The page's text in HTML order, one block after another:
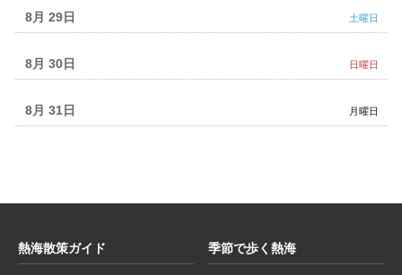
土曜日
8月 29
日曜日
8月 30
月曜日
8月 31
熱海散策ガイド 季節で歩く熱海